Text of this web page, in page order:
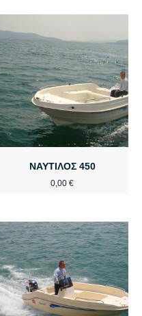
ΝΑΥΤΙΛΟΣ 450
0,00 €